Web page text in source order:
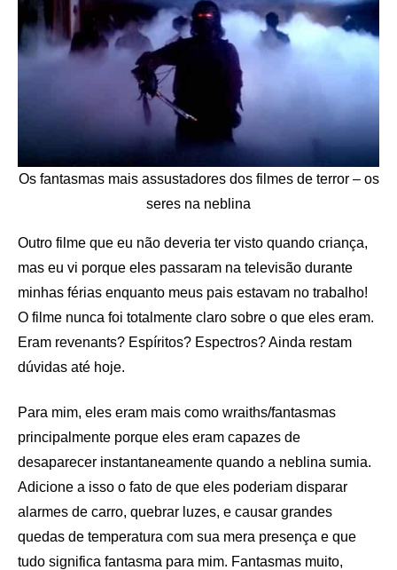
Os fantasmas mais assustadores dos filmes de terror – os
seres na neblina
Outro filme que eu não deveria ter visto quando criança,
mas eu vi porque eles passaram na televisão durante
minhas férias enquanto meus pais estavam no trabalho!
O filme nunca foi totalmente claro sobre o que eles eram.
Eram revenants? Espíritos? Espectros? Ainda restam
dúvidas até hoje.
Para mim, eles eram mais como wraiths/fantasmas
principalmente porque eles eram capazes de
desaparecer instantaneamente quando a neblina sumia.
Adicione a isso o fato de que eles poderiam disparar
alarmes de carro, quebrar luzes, e causar grandes
quedas de temperatura com sua mera presença e que
tudo significa fantasma para mim. Fantasmas muito,